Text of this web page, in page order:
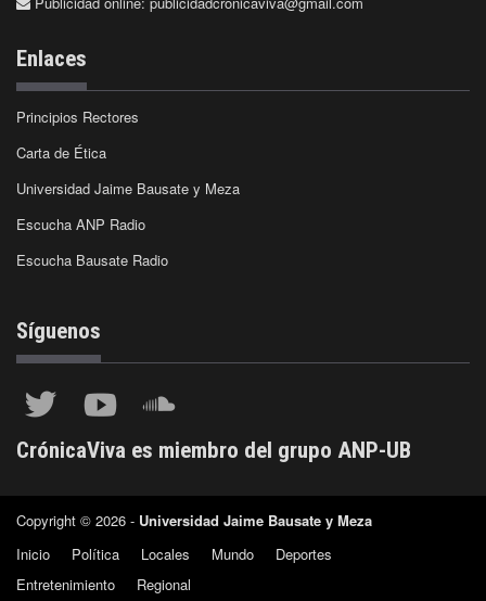
Enlaces
Principios Rectores
Carta de Ética
Universidad Jaime Bausate y Meza
Escucha ANP Radio
Escucha Bausate Radio
Síguenos
CrónicaViva es miembro del grupo ANP-UB
Copyright © 2026 - Universidad Jaime Bausate y Meza
Inicio
Política Locales Mundo
Deportes
Entretenimiento
Regional